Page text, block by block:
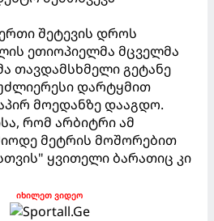
შეტევის დროს
ეთიოპიელმა მცველმა
თავდამსხმელი გეტანე
დარტყმით
მოედანზე დააგდო.
რომ არბიტრი ამ
მეტრის მოშორებით
ყვითელი ბარათიც კი
იხილეთ ვიდეო